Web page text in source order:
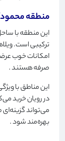
منطقه
این منطقه با
ترکیبی است.
امکانات خوب
صرفه هستند.
این مناطق با
در رویان خرید
می‌تواند گزینه‌ای
بهره‌مند شود.